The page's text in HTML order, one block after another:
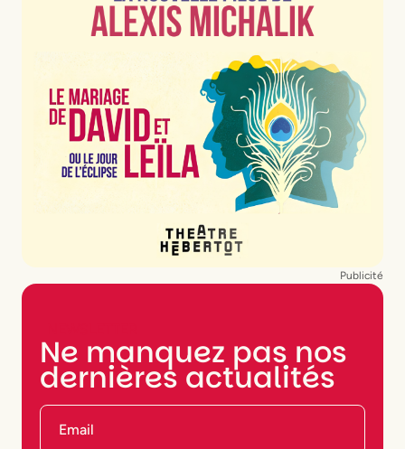
Publicité
Ne manquez pas nos
dernières actualités